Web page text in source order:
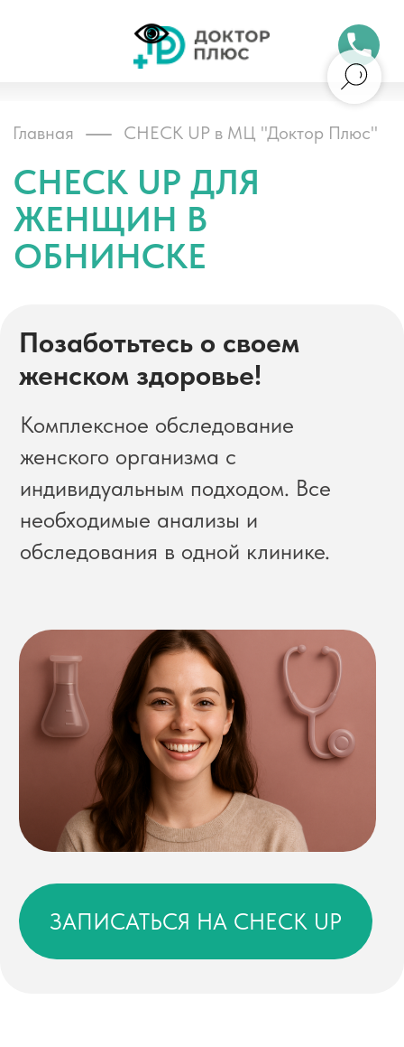
CHECK UP ДЛЯ
ОБНИНСКЕ
Позаботьтесь о своем
женском здоровье!
ЗАПИСАТЬСЯ НА CHECK UP
индивидуальным подходом. Все
необходимые анализы и
обследования в одной клинике.